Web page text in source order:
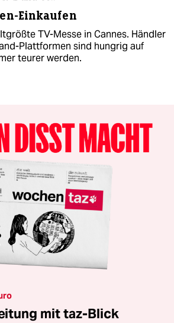
Einkaufen
TV-Messe in Cannes. Händler
Plattformen sind hungrig auf
teurer werden.
mit taz-Blick